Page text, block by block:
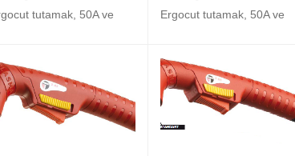
tutamak, 50A ve
Ergocut tutamak, 50A ve